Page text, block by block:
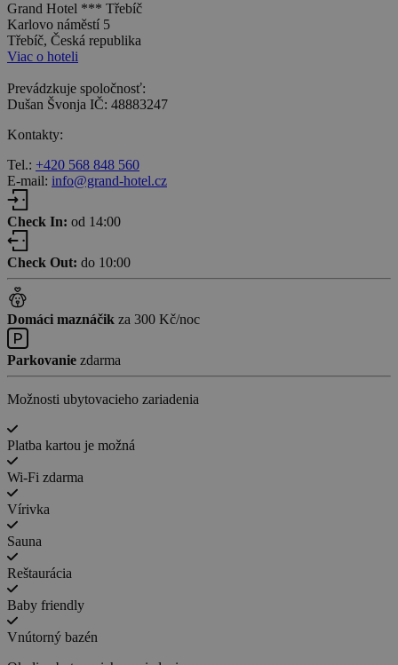
Grand Hotel *** Třebíč
Karlovo náměstí 5
Třebíč, Česká republika
Viac o hoteli
Prevádzkuje spoločnosť:
Dušan Švonja IČ: 48883247
Kontakty:
Tel.: +420 568 848 560
E-mail: info@grand-hotel.cz
Check In: od 14:00
Check Out: do 10:00
Domáci maznáčik za 300 Kč/noc
Parkovanie zdarma
Možnosti ubytovacieho zariadenia
Platba kartou je možná
Wi-Fi zdarma
Vírivka
Sauna
Reštaurácia
Baby friendly
Vnútorný bazén